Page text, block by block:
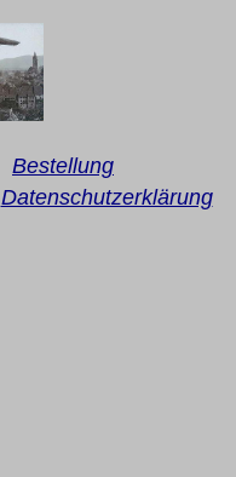
Bestellung
Datenschutzerklärung